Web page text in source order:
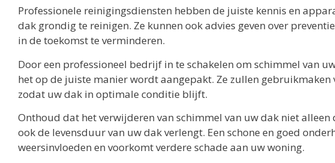
Professionele reinigingsdiensten hebben de juiste kennis en
dak grondig te reinigen. Ze kunnen ook advies geven over
in de toekomst te verminderen.
Door een professioneel bedrijf in te schakelen om schimmel van
het op de juiste manier wordt aangepakt. Ze zullen
zodat uw dak in optimale conditie blijft.
Onthoud dat het verwijderen van schimmel van uw dak niet
ook de levensduur van uw dak verlengt. Een schone en goed
weersinvloeden en voorkomt verdere schade aan uw woning.